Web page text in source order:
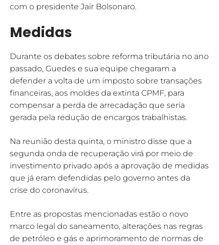
com o presidente Jair Bolsonaro.
Medidas
Durante os debates sobre reforma tributária no ano
passado, Guedes e sua equipe chegaram a
defender a volta de um imposto sobre transações
financeiras, aos moldes da extinta CPMF, para
compensar a perda de arrecadação que seria
gerada pela redução de encargos trabalhistas.
Na reunião desta quinta, o ministro disse que a
segunda onda de recuperação virá por meio de
investimento privado após a aprovação de medidas
que já eram defendidas pelo governo antes da
crise do coronavírus.
Entre as propostas mencionadas estão o novo
marco legal do saneamento, alterações nas regras
de petróleo e gás e aprimoramento de normas de